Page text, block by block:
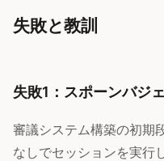
失敗と教訓
失敗1：スポーンバジ
審議システム構築の初期
なしでセッションを実行